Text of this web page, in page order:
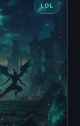
LOL